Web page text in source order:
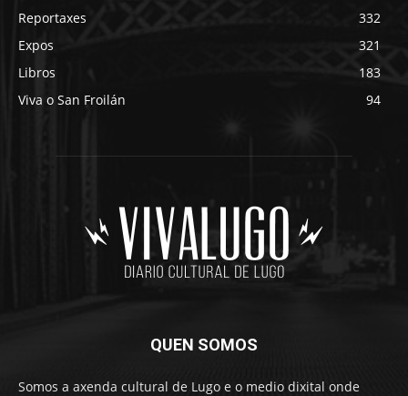
Reportaxes
332
Expos
321
Libros
183
Viva o San Froilán
94
QUEN SOMOS
Somos a axenda cultural de Lugo e o medio dixital onde